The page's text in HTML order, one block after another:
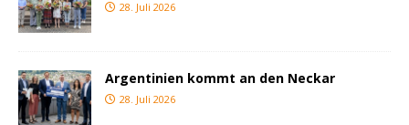
28. Juli 2026
Argentinien kommt an den Neckar
28. Juli 2026